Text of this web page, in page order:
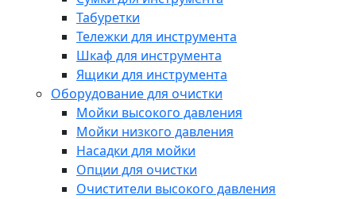
Табуретки
Тележки для инструмента
Шкаф для инструмента
Ящики для инструмента
Оборудование для очистки
Мойки высокого давления
Мойки низкого давления
Насадки для мойки
Опции для очистки
Очистители высокого давления